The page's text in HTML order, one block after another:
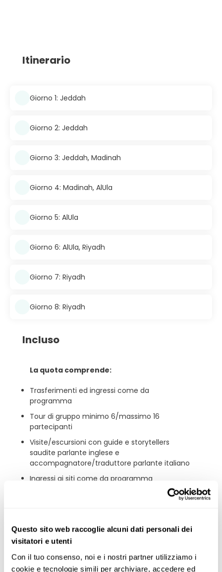
Questo sito web raccoglie alcuni dati personali dei
visitatori e utenti
Con il tuo consenso, noi e i nostri partner utilizziamo i
cookie e tecnologie simili per archiviare, accedere ed
Itinerario
Giorno 1: Jeddah
Giorno 2: Jeddah
Giorno 3: Jeddah, Madinah
Giorno 4: Madinah, AlUla
Giorno 5: AlUla
Giorno 6: AlUla, Riyadh
Giorno 7: Riyadh
Giorno 8: Riyadh
Incluso
La quota comprende:
Trasferimenti ed ingressi come da
programma
Tour di gruppo minimo 6/massimo 16
partecipanti
Visite/escursioni con guide e storytellers
saudite parlante inglese e
accompagnatore/traduttore parlante italiano
Ingressi ai siti come da programma
Sistemazione in camera doppia standard e
Assicurazione IMA medico bagaglio base e
annullamento rischi nominati
Assistenza del corrispondente locale